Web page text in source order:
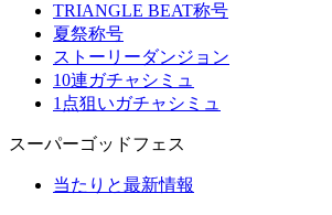
TRIANGLE BEAT称号
夏祭称号
ストーリーダンジョン
10連ガチャシミュ
1点狙いガチャシミュ
スーパーゴッドフェス
当たりと最新情報